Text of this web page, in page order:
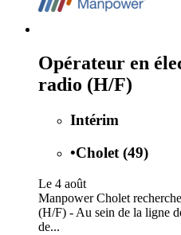
Opérateur en
radio (H/F)
Intérim
•Cholet (49)
Le 4 août
Manpower Cholet
(H/F) - Au sein de la ligne
de...